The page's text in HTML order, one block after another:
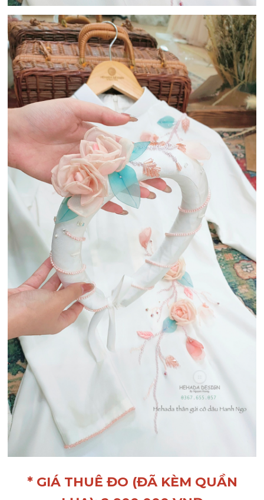
* GIÁ THUÊ ĐO (ĐÃ KÈM QUẦN